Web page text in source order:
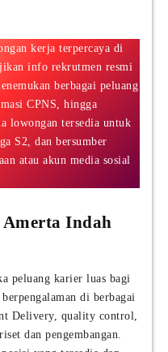
kerja terpercaya di
info rekrutmen resmi
berbagai peluang
CPNS, hingga
lowongan tersedia untuk
S2, dan bersumber
atau akun media sosial
Indah
peluang karier luas bagi
di berbagai
Delivery, quality control,
dan pengembangan.